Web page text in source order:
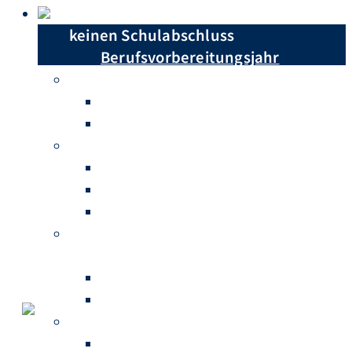
keinen Schulabschluss
Berufsvorbereitungsjahr